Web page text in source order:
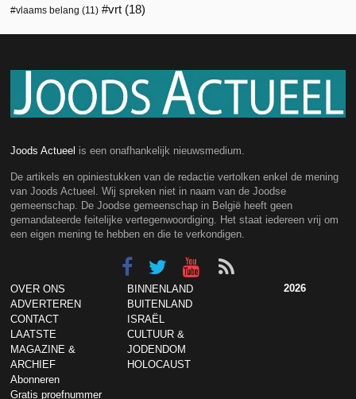
vlaams belang (11) vrt (18)
Joods Actueel is een onafhankelijk nieuwsmedium.
De artikels en opiniestukken van de redactie vertolken enkel de mening
van Joods Actueel. Wij spreken niet in naam van de Joodse
gemeenschap. De Joodse gemeenschap in België heeft geen
gemandateerde feitelijke vertegenwoordiging. Het staat iedereen vrij om
een eigen mening te hebben en die te verkondigen.
OVER ONS
ADVERTEREN
CONTACT
LAATSTE
MAGAZINE &
ARCHIEF
Abonneren
Gratis proefnummer
BINNENLAND
BUITENLAND
ISRAËL
CULTUUR &
JODENDOM
HOLOCAUST
2026